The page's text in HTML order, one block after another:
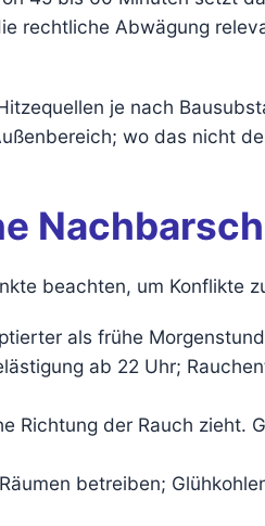
rechtliche Abwägung
je nach
wo das nicht
beachten, um Konflikte
als frühe
ab 22 Uhr;
Richtung der Rauch zieht.
betreiben;